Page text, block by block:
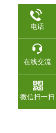
电话
在线交流
微信扫一扫